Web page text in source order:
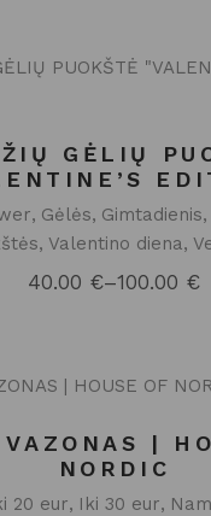
100.00 €
GĖLIŲ
Gėlės Gimtadienis
Valentino diena
40.00 €–100.00 €
Price
|
NORDIC
20 eur Iki 30 eur